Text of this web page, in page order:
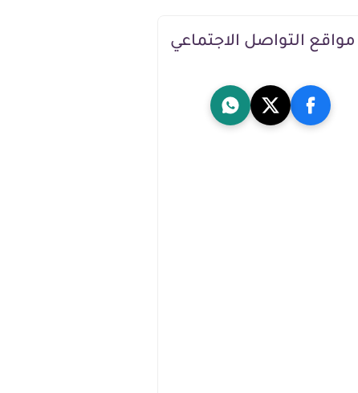
مواقع التواصل الاجتماعي